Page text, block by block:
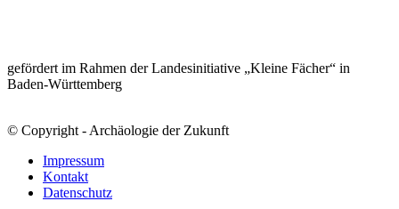
gefördert im Rahmen der Landesinitiative „Kleine Fächer“ in
Baden-Württemberg
© Copyright - Archäologie der Zukunft
Impressum
Kontakt
Datenschutz